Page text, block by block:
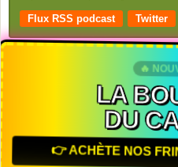
Flux RSS podcast Twitter
🔥
LA
DU
👉 ACHÈTE NOS